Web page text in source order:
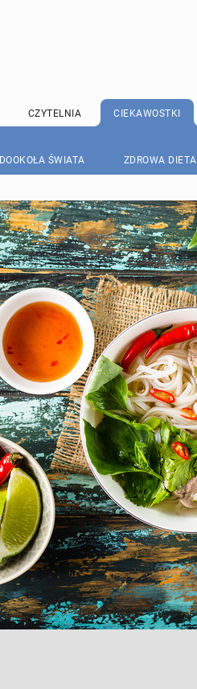
CZYTELNIA CIEKAWOSTKI
DOOKOŁA ŚWIATA ZDROWA DIETA